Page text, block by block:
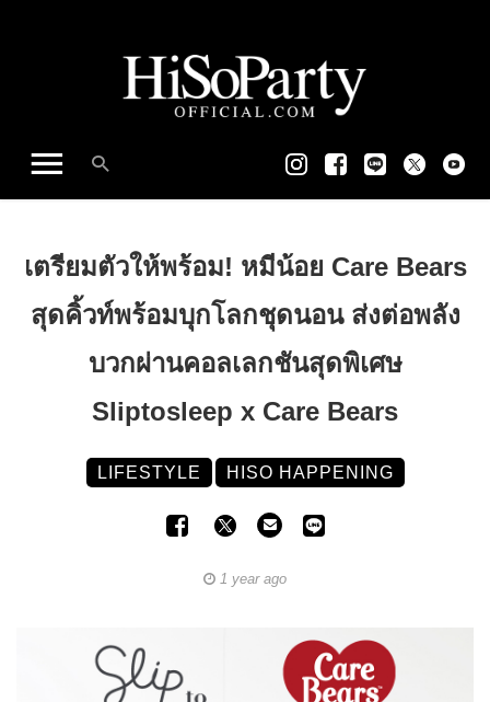
เตรียมตัวให้พร้อม! หมีน้อย Care Bears
สุดคิ้วท์พร้อมบุกโลกชุดนอน ส่งต่อพลัง
บวกผ่านคอลเลกชันสุดพิเศษ
Sliptosleep x Care Bears
LIFESTYLE HISO HAPPENING
1 year ago